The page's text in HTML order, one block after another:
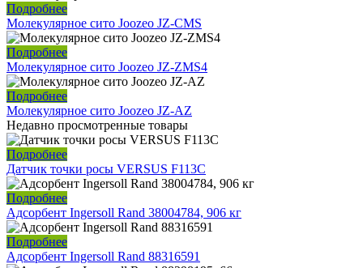
Подробнее
Молекулярное сито Joozeo JZ-CMS
Подробнее
Молекулярное сито Joozeo JZ-ZMS4
Подробнее
Молекулярное сито Joozeo JZ-AZ
Недавно просмотренные товары
Подробнее
Датчик точки росы VERSUS F113C
Подробнее
Адсорбент Ingersoll Rand 38004784, 906 кг
Подробнее
Адсорбент Ingersoll Rand 88316591